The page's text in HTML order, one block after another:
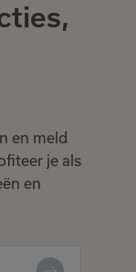
en meld
je als
en